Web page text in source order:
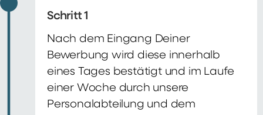
Schritt 1
Nach dem Eingang Deiner
Bewerbung wird diese innerhalb
eines Tages bestätigt und im Laufe
einer Woche durch unsere
Personalabteilung und dem